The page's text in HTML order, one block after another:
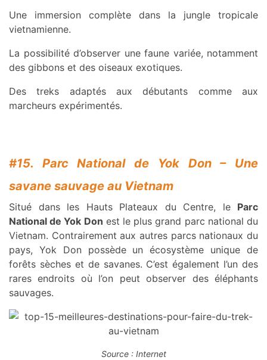
Une immersion complète dans la jungle tropicale
vietnamienne.
La possibilité d’observer une faune variée, notamment
des gibbons et des oiseaux exotiques.
Des treks adaptés aux débutants comme aux
marcheurs expérimentés.
#15. Parc National de Yok Don – Une
savane sauvage au Vietnam
Situé dans les Hauts Plateaux du Centre, le Parc
National de Yok Don est le plus grand parc national du
Vietnam. Contrairement aux autres parcs nationaux du
pays, Yok Don possède un écosystème unique de
forêts sèches et de savanes. C’est également l’un des
rares endroits où l’on peut observer des éléphants
sauvages.
Source : Internet